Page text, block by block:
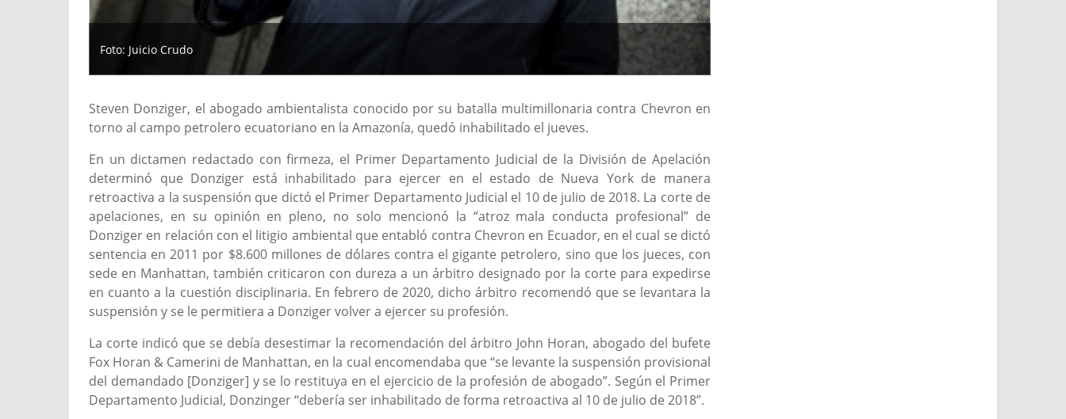
Foto: Juicio Crudo
Steven Donziger, el abogado ambientalista conocido por su batalla multimillonaria contra Chevron en
torno al campo petrolero ecuatoriano en la Amazonía, quedó inhabilitado el jueves.
En un dictamen redactado con firmeza, el Primer Departamento Judicial de la División de Apelación
determinó que Donziger está inhabilitado para ejercer en el estado de Nueva York de manera
retroactiva a la suspensión que dictó el Primer Departamento Judicial el 10 de julio de 2018. La corte de
apelaciones, en su opinión en pleno, no solo mencionó la “atroz mala conducta profesional” de
Donziger en relación con el litigio ambiental que entabló contra Chevron en Ecuador, en el cual se dictó
sentencia en 2011 por $8.600 millones de dólares contra el gigante petrolero, sino que los jueces, con
sede en Manhattan, también criticaron con dureza a un árbitro designado por la corte para expedirse
en cuanto a la cuestión disciplinaria. En febrero de 2020, dicho árbitro recomendó que se levantara la
suspensión y se le permitiera a Donziger volver a ejercer su profesión.
La corte indicó que se debía desestimar la recomendación del árbitro John Horan, abogado del bufete
Fox Horan & Camerini de Manhattan, en la cual encomendaba que “se levante la suspensión provisional
del demandado [Donziger] y se lo restituya en el ejercicio de la profesión de abogado”. Según el Primer
Departamento Judicial, Donzinger “debería ser inhabilitado de forma retroactiva al 10 de julio de 2018”.